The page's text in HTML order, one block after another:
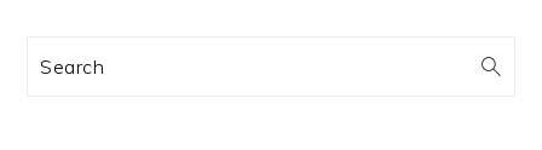
訊
Search